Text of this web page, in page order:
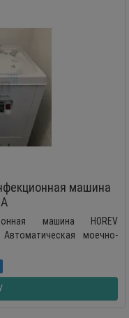
машина
машина HOREV
моечно-